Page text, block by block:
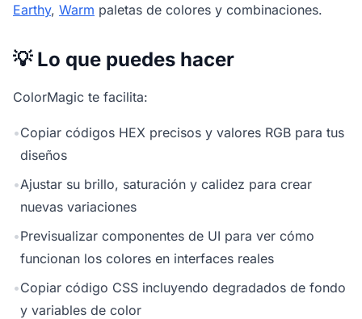
Earthy, Warm paletas de colores y combinaciones.
💡 Lo que puedes hacer
ColorMagic te facilita:
•Copiar códigos HEX precisos y valores RGB para tus
diseños
•Ajustar su brillo, saturación y calidez para crear
nuevas variaciones
•Previsualizar componentes de UI para ver cómo
funcionan los colores en interfaces reales
•Copiar código CSS incluyendo degradados de fondo
y variables de color